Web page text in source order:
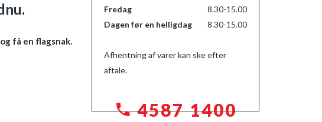
få en flagsnak.
Fredag
8.30-15.00
Dagen før en helligdag
8.30-15.00
Afhentning af varer kan ske efter
aftale.
4587 1400